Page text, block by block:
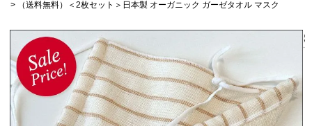
（送料無料）＜2枚セット＞日本製 オーガニック ガーゼタオル マスク